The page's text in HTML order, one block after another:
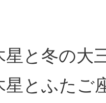
星と冬の大
星とふたご